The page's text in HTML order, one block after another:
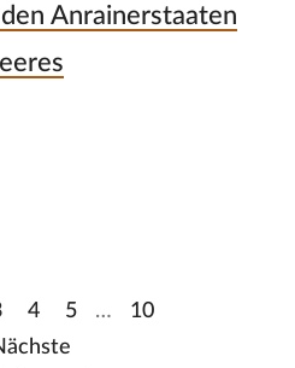
Anrainerstaaten
4 5 …
10